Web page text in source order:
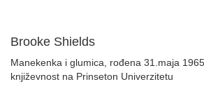
Brooke Shields
Manekenka i glumica, rođena 31.maja
književnost na Prinseton Univerzitetu